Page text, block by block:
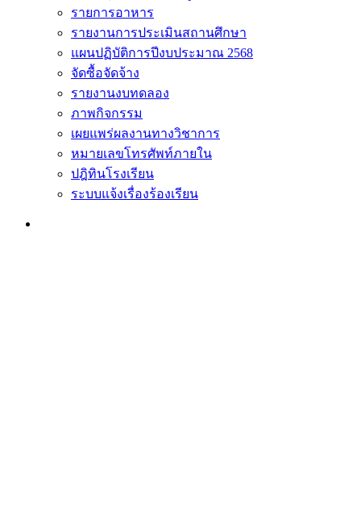
รายการอาหาร
รายงานการประเมินสถานศึกษา
แผนปฏิบัติการปีงบประมาณ 2568
จัดซื้อจัดจ้าง
รายงานงบทดลอง
ภาพกิจกรรม
เผยแพร่ผลงานทางวิชาการ
หมายเลขโทรศัพท์ภายใน
ปฎิทินโรงเรียน
ระบบแจ้งเรื่องร้องเรียน